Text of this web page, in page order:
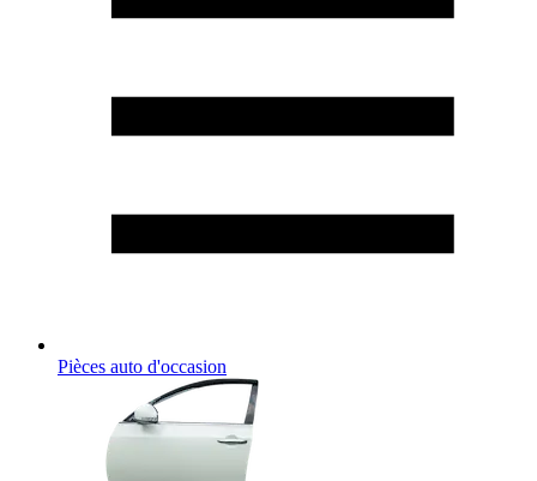
Pièces auto d'occasion